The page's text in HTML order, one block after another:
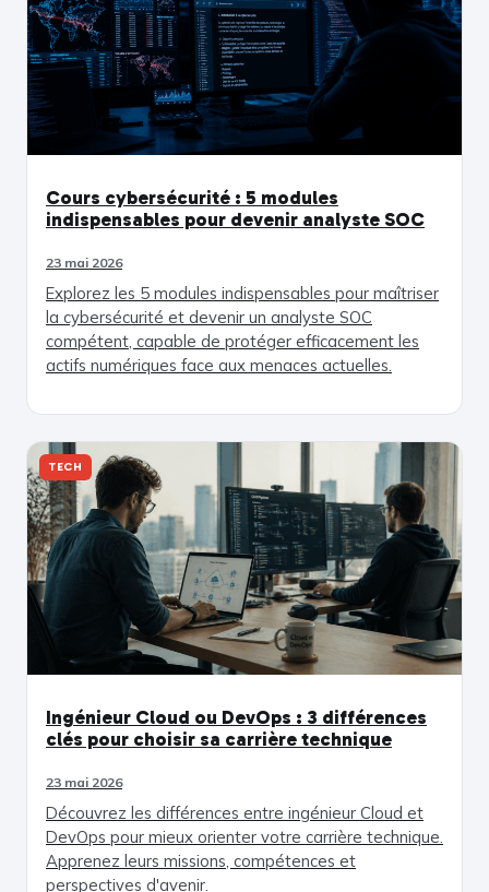
Cours cybersécurité : 5 modules
indispensables pour devenir analyste SOC
23 mai 2026
Explorez les 5 modules indispensables pour maîtriser
la cybersécurité et devenir un analyste SOC
compétent, capable de protéger efficacement les
actifs numériques face aux menaces actuelles.
TECH
Ingénieur Cloud ou DevOps : 3 différences
clés pour choisir sa carrière technique
23 mai 2026
Découvrez les différences entre ingénieur Cloud et
DevOps pour mieux orienter votre carrière technique.
Apprenez leurs missions, compétences et
perspectives d'avenir.